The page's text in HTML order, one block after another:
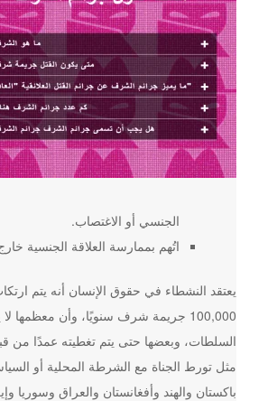
الجنسي أو الاغتصاب.
اتُهم بممارسة العلاقة الجنسية
يعتقد النشطاء في حقوق الإنسان أنه يتم
100,000 جريمة شرف سنويًا، وأن معظمها لا
السلطات، وبعضها حتى يتم تغطيته عمدًا من
مثل تورط الجناة مع الشرطة المحلية أو
باكستان والهند وأفغانستان والعراق وسوريا